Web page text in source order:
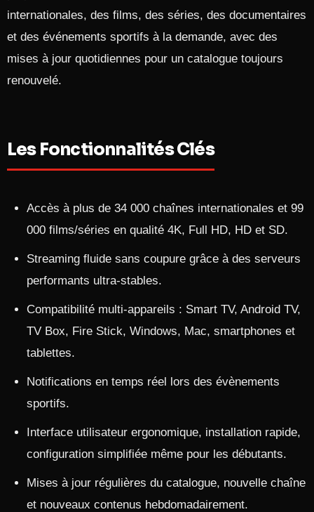
internationales, des films, des séries, des documentaires
et des événements sportifs à la demande, avec des
mises à jour quotidiennes pour un catalogue toujours
renouvelé.​
Les Fonctionnalités Clés
Accès à plus de 34 000 chaînes internationales et 99
000 films/séries en qualité 4K, Full HD, HD et SD.​
Streaming fluide sans coupure grâce à des serveurs
performants ultra-stables.​
Compatibilité multi-appareils : Smart TV, Android TV,
TV Box, Fire Stick, Windows, Mac, smartphones et
tablettes.​
Notifications en temps réel lors des évènements
sportifs.
Interface utilisateur ergonomique, installation rapide,
configuration simplifiée même pour les débutants.​
Mises à jour régulières du catalogue, nouvelle chaîne
et nouveaux contenus hebdomadairement.​